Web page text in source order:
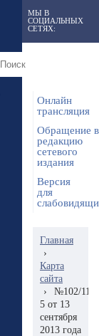
МЫ В
СОЦИАЛЬНЫХ
СЕТЯХ:
Онлайн
трансляция
Обращение в
редакцию
сетевого
издания
Версия
для
Главная
›
Карта
сайта
›
№102/
5 от 13
сентября
2013 года